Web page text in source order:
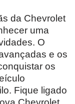
da Chevrolet
uma
O
e os
os
Fique ligado